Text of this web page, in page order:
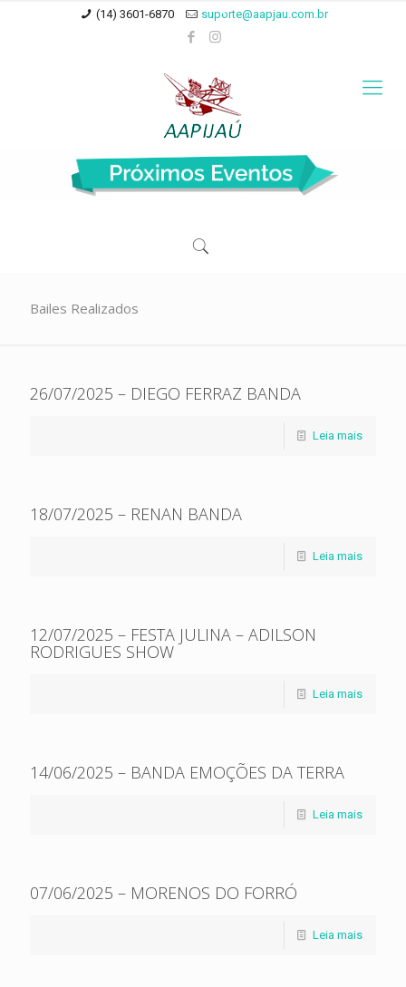
(14) 3601-6870 suporte@aapjau.com.br
Bailes Realizados
26/07/2025 – DIEGO FERRAZ BANDA
Leia mais
18/07/2025 – RENAN BANDA
Leia mais
12/07/2025 – FESTA JULINA – ADILSON
RODRIGUES SHOW
Leia mais
14/06/2025 – BANDA EMOÇÕES DA TERRA
Leia mais
07/06/2025 – MORENOS DO FORRÓ
Leia mais